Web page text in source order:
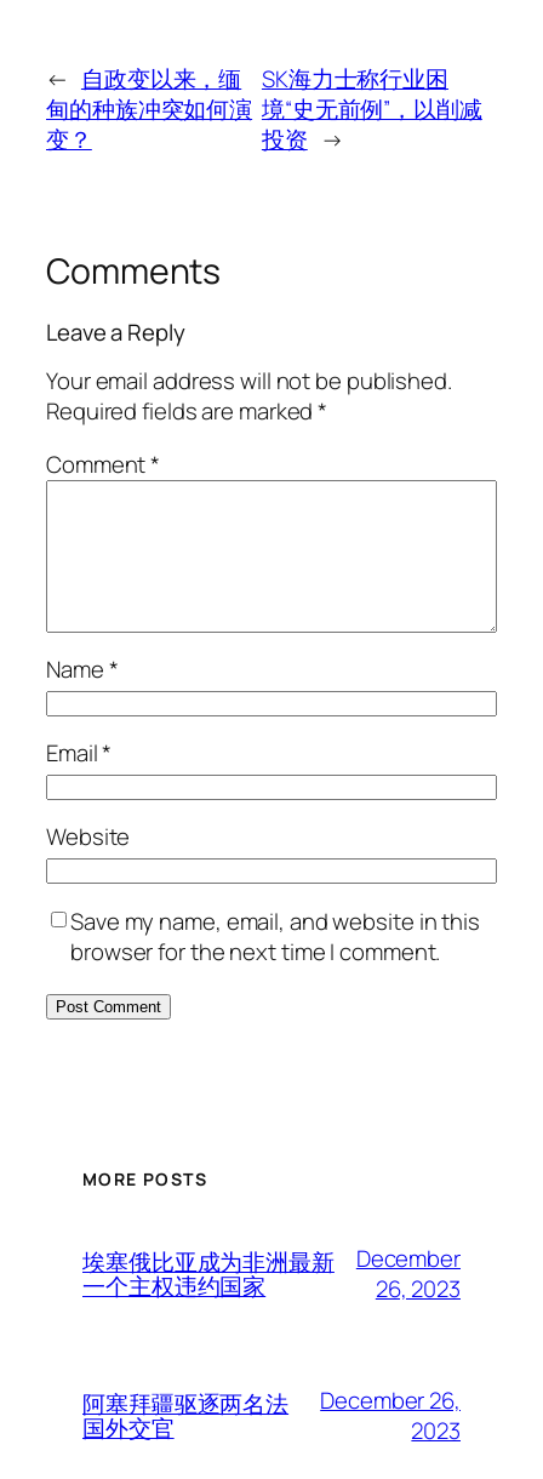
← 自政变以来，缅
甸的种族冲突如何演
变？
SK海力士称行业困
境“史无前例”，以削减
投资 →
Comments
Leave a Reply
Your email address will not be published.
Required fields are marked*
Comment*
Name*
Email*
Website
Save my name, email, and website in this
browser for the next time I comment.
MORE POSTS
埃塞俄比亚成为非洲最新
一个主权违约国家
December
26, 2023
阿塞拜疆驱逐两名法
国外交官
December 26,
2023